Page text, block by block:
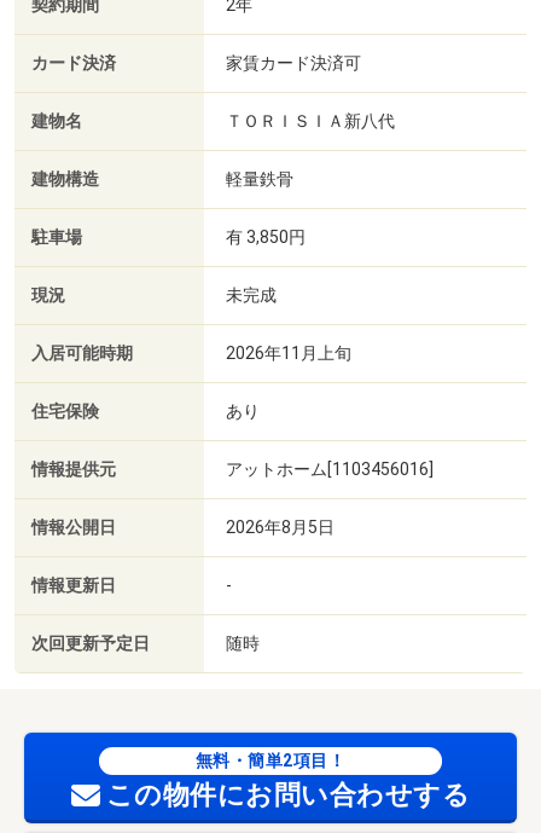
契約期間 2年
カード決済 家賃カード決済可
建物名 ＴＯＲＩＳＩＡ新八代
建物構造 軽量鉄骨
駐車場 有 3,850円
現況 未完成
入居可能時期 2026年11月上旬
住宅保険 あり
情報提供元 アットホーム[1103456016]
情報公開日 2026年8月5日
情報更新日 -
次回更新予定日 随時
無料・簡単2項目！
この物件にお問い合わせする